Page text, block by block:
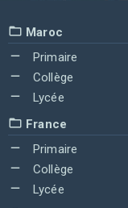
Maroc
Primaire
Collège
Lycée
France
Primaire
Collège
Lycée